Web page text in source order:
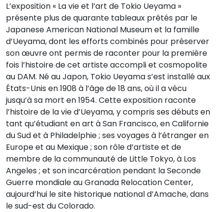
L’exposition « La vie et l’art de Tokio Ueyama »
présente plus de quarante tableaux prêtés par le
Japanese American National Museum et la famille
d’Ueyama, dont les efforts combinés pour préserver
son œuvre ont permis de raconter pour la première
fois l’histoire de cet artiste accompli et cosmopolite
au DAM. Né au Japon, Tokio Ueyama s’est installé aux
États-Unis en 1908 à l’âge de 18 ans, où il a vécu
jusqu’à sa mort en 1954. Cette exposition raconte
l’histoire de la vie d’Ueyama, y ​​compris ses débuts en
tant qu’étudiant en art à San Francisco, en Californie
du Sud et à Philadelphie ; ses voyages à l’étranger en
Europe et au Mexique ; son rôle d’artiste et de
membre de la communauté de Little Tokyo, à Los
Angeles ; et son incarcération pendant la Seconde
Guerre mondiale au Granada Relocation Center,
aujourd’hui le site historique national d’Amache, dans
le sud-est du Colorado.